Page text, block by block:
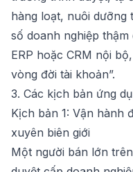
hàng loạt, nuôi dưỡng
số doanh nghiệp
ERP hoặc CRM nội
vòng đời tài khoản”.
3. Các kịch bản ứng
Kịch bản 1: Vận hành
xuyên biên giới
Một người bán lớn